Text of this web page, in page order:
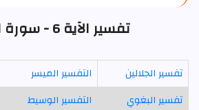
تفسير الآية 6 - سورة الهمزة
تفسير الجلالين التفسير الميسر
تفسير البغوي
التفسير الوسيط